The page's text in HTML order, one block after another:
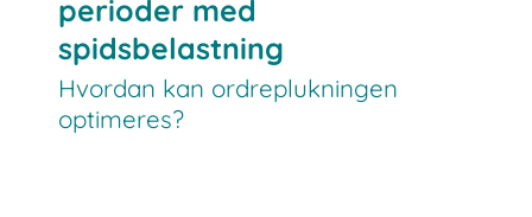
perioder med
spidsbelastning
Hvordan kan ordreplukningen
optimeres?